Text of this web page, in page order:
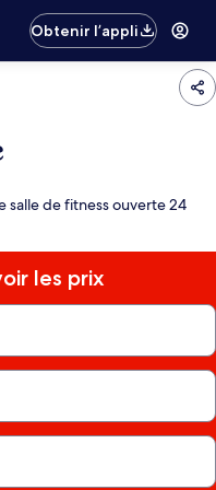
Obtenir l’appli
salle de fitness ouverte 24
les prix